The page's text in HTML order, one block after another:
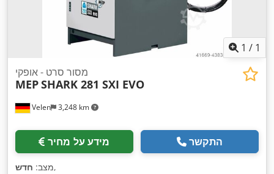
1 / 1
Velen 3,248 km
מסור סרט - אופקי
MEPSHARK 281 SXI EVO
מידע על מחיר התקשר
מצב: חדש ,